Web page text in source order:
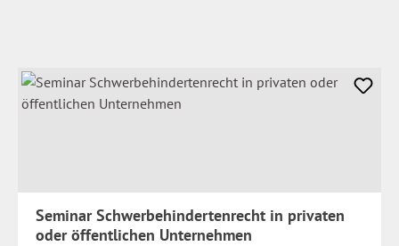
Seminar Schwerbehindertenrecht in privaten
oder öffentlichen Unternehmen